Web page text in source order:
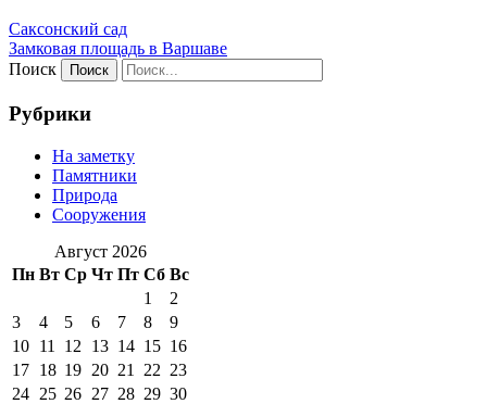
Саксонский сад
Замковая площадь в Варшаве
Поиск
Рубрики
На заметку
Памятники
Природа
Сооружения
Август 2026
Пн Вт Ср Чт Пт Сб Вс
1
2
3
4 5 6 7 8
9
10 11 12 13 14 15 16
17 18 19 20 21 22 23
24 25 26 27 28 29 30